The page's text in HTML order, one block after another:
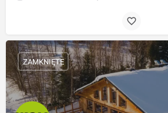
ZAMKNIĘTE